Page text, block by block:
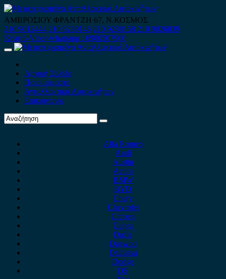
Skip
to
content
ΑΜΒΡΟΣΙΟΥ ΦΡΑΝΤΖΗ 67, Ν.ΚΟΣΜΟΣ
210 9012444 210 9239148 210 9238158 210 9026839
Κινητό-Viber-whatsapp : 6980507900
Primary
Αρχική Σελίδα
Ποιοί είμαστε
Ανταλλακτικά Αυτοκινήτων
Επικοινωνία
Alfa Romeo
Audi
Austin
Acura
BMW
BYD
Chery
Chevrolet
Citroen
Cupra
Dacia
Daewoo
Daihatsu
Dodge
DS